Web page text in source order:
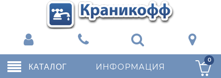
КАТАЛОГ ИНФОРМАЦИЯ
0